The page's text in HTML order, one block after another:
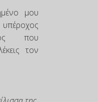
μου
που
τον